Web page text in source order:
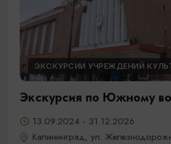
ЭКСКУРСИИ УЧРЕЖДЕНИЙ
Экскурсия по Южному
13.09.2024 - 31.12.2026
Калининград, ул.